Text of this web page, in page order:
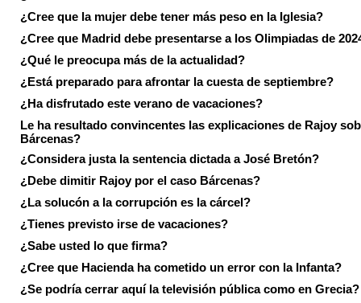
¿Cree que la mujer debe tener más peso en la Iglesia?
¿Cree que Madrid debe presentarse a los Olimpiadas de
¿Qué le preocupa más de la actualidad?
¿Está preparado para afrontar la cuesta de septiembre?
¿Ha disfrutado este verano de vacaciones?
Le ha resultado convincentes las explicaciones de Rajoy
Bárcenas?
¿Considera justa la sentencia dictada a José Bretón?
¿Debe dimitir Rajoy por el caso Bárcenas?
¿La solucón a la corrupción es la cárcel?
¿Tienes previsto irse de vacaciones?
¿Sabe usted lo que firma?
¿Cree que Hacienda ha cometido un error con la Infanta?
¿Se podría cerrar aquí la televisión pública como en Grecia?